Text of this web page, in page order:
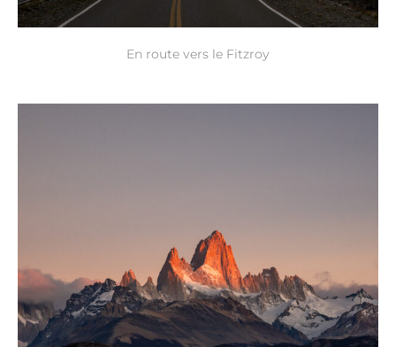
En route vers le Fitzroy